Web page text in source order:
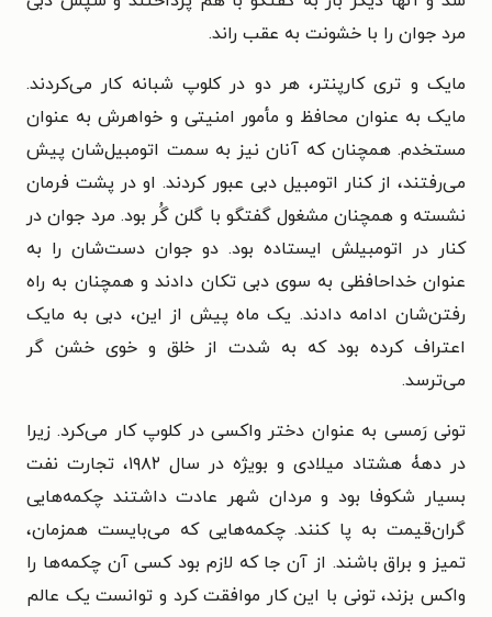
مرد جوان را با خشونت به عقب راند.
مایک و تری کارپنتر، هر دو در کلوپ شبانه کار می‌کردند.
مایک به عنوان محافظ و مأمور امنیتی و خواهرش به عنوان
مستخدم. همچنان که آنان نیز به سمت اتومبیل‌شان پیش
می‌رفتند، از کنار اتومبیل دبی عبور کردند. او در پشت فرمان
نشسته و همچنان مشغول گفتگو با گلن گُر بود. مرد جوان در
کنار در اتومبیلش ایستاده بود. دو جوان دست‌شان را به
عنوان خداحافظی به سوی دبی تکان دادند و همچنان به راه
رفتن‌شان ادامه دادند. یک ماه پیش از این، دبی به مایک
اعتراف کرده بود که به شدت از خلق و خوی خشن گر
می‌ترسد.
تونی رَمسی به عنوان دختر واکسی در کلوپ کار می‌کرد. زیرا
در دهۀ هشتاد میلادی و بویژه در سال ۱۹۸۲، تجارت نفت
بسیار شکوفا بود و مردان شهر عادت داشتند چکمه‌هایی
گران‌قیمت به پا کنند. چکمه‌هایی که می‌بایست همزمان،
تمیز و براق باشند. از آن جا که لازم بود کسی آن چکمه‌ها را
واکس بزند، تونی با این کار موافقت کرد و توانست یک عالم